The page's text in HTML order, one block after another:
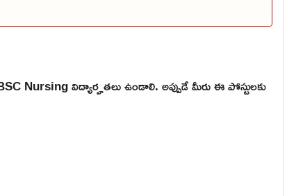
Nursing విద్యార్హతలు ఉండాలి. అప్పుడే మీరు ఈ పోస్టులకు